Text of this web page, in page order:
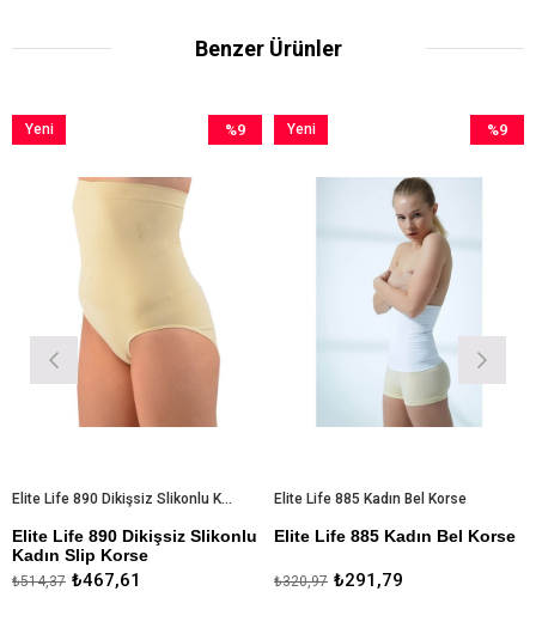
Benzer Ürünler
Elite Life 890 Dikişsiz Slikonlu Kadın Slip Korse
890 Dikişsiz Slikonlu
Slip Korse
Mikro
₺467,61
%9İndirim
Elite Life 885 Kadın Bel Korse
Elite Life 885 Kadın Bel Korse
%82 Mikroelyaf Polyemid %17
Elastan %1 Slikon
₺291,79
%9İndirim
Yeni
Elite
Yeni